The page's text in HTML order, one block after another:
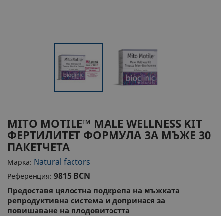
MITO MOTILE™ MALE WELLNESS KIT
ФЕРТИЛИТЕТ ФОРМУЛА ЗА МЪЖЕ 30
ПАКЕТЧЕТА
Марка: Natural factors
Референция: 9815 BCN
Предоставя цялостна подкрепа на мъжката
репродуктивна система и допринася за
повишаване на плодовитостта